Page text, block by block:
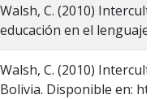
Walsh, C. (2010)
educación en el
Walsh, C. (2010)
Bolivia. Disponible en: